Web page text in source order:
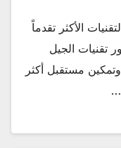
“جيتكس جلوبال 2024” التقنيات الأكثر تقدماً
تقنيات الجيل
مستقبل أكثر